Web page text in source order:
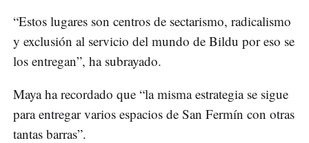
“Estos lugares son centros de sectarismo, radicalismo
y exclusión al servicio del mundo de Bildu por eso se
los entregan”, ha subrayado.
Maya ha recordado que “la misma estrategia se sigue
para entregar varios espacios de San Fermín con otras
tantas barras”.